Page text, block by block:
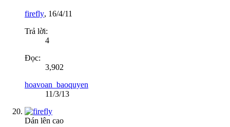
firefly, 16/4/11
Trả lời:
4
Đọc:
3,902
hoavoan_baoquyen
11/3/13
Dán lên cao